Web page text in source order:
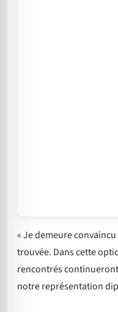
« Je demeure
trouvée. Dans cette
rencontrés
notre représentation